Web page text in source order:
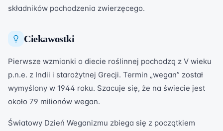
składników pochodzenia zwierzęcego.
Ciekawostki
Pierwsze wzmianki o diecie roślinnej pochodzą z V wieku
p.n.e. z Indii i starożytnej Grecji. Termin „wegan” został
wymyślony w 1944 roku. Szacuje się, że na świecie jest
około 79 milionów wegan.
Światowy Dzień Weganizmu zbiega się z początkiem